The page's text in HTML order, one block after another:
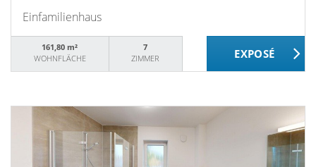
Einfamilienhaus
161,80 m²
WOHNFLÄCHE
7
ZIMMER